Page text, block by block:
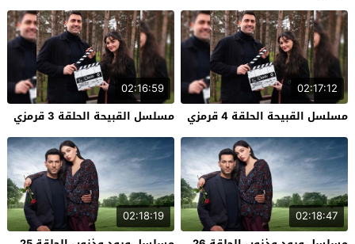
02:17:12
مسلسل القبيحة الحلقة 4 قرمزي
02:16:59
مسلسل القبيحة الحلقة 3 قرمزي
02:18:47
02:18:19